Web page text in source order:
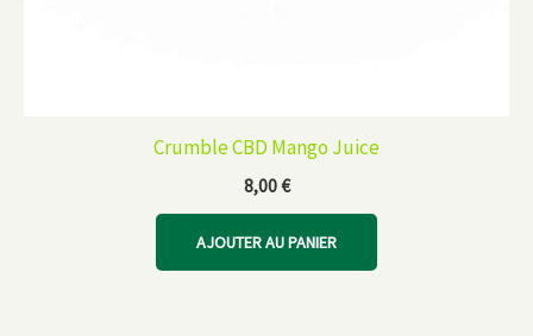
Crumble CBD Mango Juice
8,00€
AJOUTER AU PANIER